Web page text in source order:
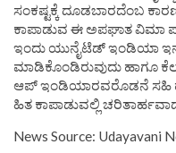
ಸಂಕಷ್ಟಕ್ಕೆ ದೂಡಬಾರದೆಂಬ
ಕಾಪಾಡುವ ಈ ಅಪಘಾತ
ಇಂದು ಯುನೈಟೆಡ್ ಇಂಡಿಯಾ
ಮಾಡಿಕೊಂಡಿರುವುದು ಹಾಗೂ
ಆಪ್ ಇಂಡಿಯಾರವರೊಡನೆ ಸಹಿ
ಹಿತ ಕಾಪಾಡುವಲ್ಲಿ
News Source: Udayavani